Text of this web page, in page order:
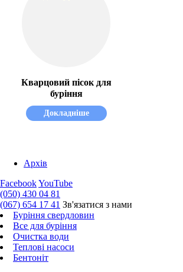
Кварцовий пісок для
буріння
Докладніше
Архів
FacebookYouTube
(050) 430 04 81
(067) 654 17 41 Зв'язатися з нами
Буріння свердловин
Все для буріння
Очистка води
Теплові насоси
Бентоніт